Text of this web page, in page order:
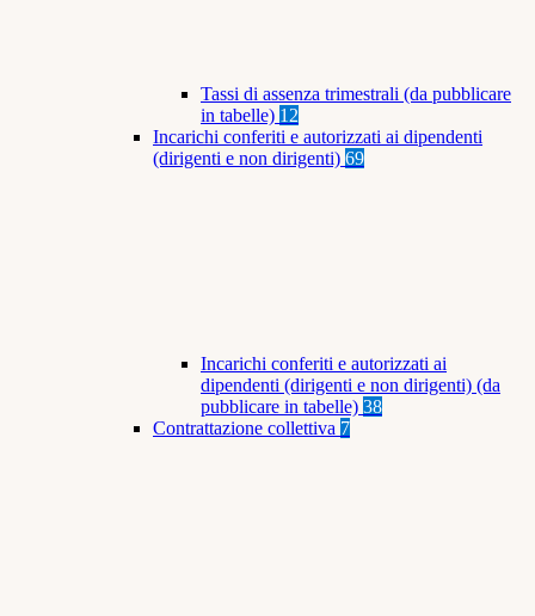
Tassi di assenza trimestrali (da pubblicare
in tabelle) 12
Incarichi conferiti e autorizzati ai dipendenti
(dirigenti e non dirigenti) 69
Incarichi conferiti e autorizzati ai
dipendenti (dirigenti e non dirigenti) (da
pubblicare in tabelle) 38
Contrattazione collettiva 7